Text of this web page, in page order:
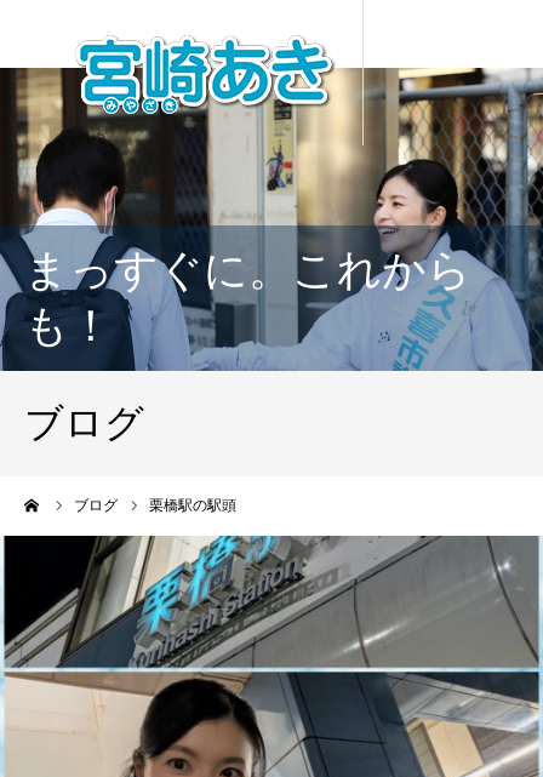
まっすぐに。これから
も！
ブログ
ブログ 栗橋駅の駅頭